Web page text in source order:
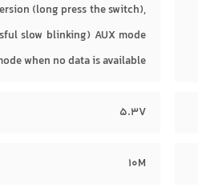
(long press the switch),
slow blinking) AUX mode
when no data is available
5.3V
10M